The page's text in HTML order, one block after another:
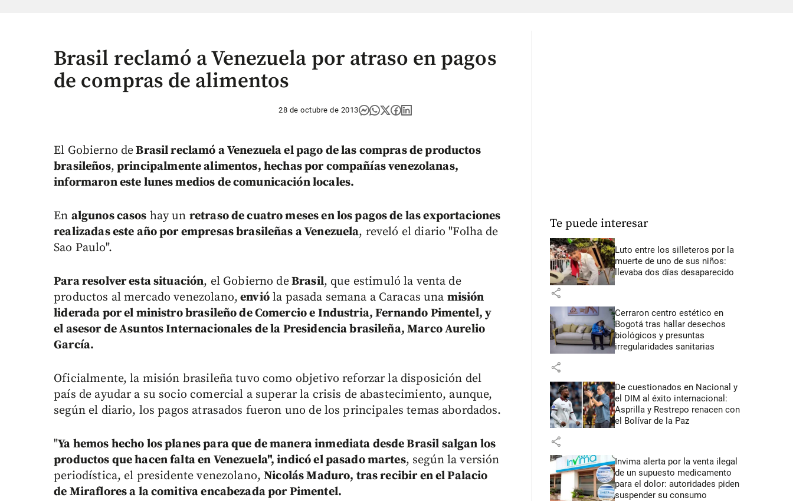
Brasil reclamó a Venezuela por atraso en pagos
de compras de alimentos
28 de octubre de 2013
El Gobierno deBrasil reclamó a Venezuela el pago de las compras de productos
brasileños, principalmente alimentos, hechas por compañías venezolanas,
informaron este lunes medios de comunicación locales.
En algunos casos hay un retraso de cuatro meses en los pagos de las exportaciones
realizadas este año por empresas brasileñas a Venezuela, reveló el diario "Folha de
Sao Paulo".
Para resolver esta situación, el Gobierno deBrasil, que estimuló la venta de
productos al mercado venezolano, envióla pasada semana a Caracas una misión
liderada por el ministro brasileño de Comercio e Industria, Fernando Pimentel, y
el asesor de Asuntos Internacionales de la Presidencia brasileña, Marco Aurelio
García.
Oficialmente, la misión brasileña tuvo como objetivo reforzar la disposición del
país de ayudar a su socio comercial a superar la crisis de abastecimiento, aunque,
según el diario, los pagos atrasados fueron uno de los principales temas abordados.
"Ya hemos hecho los planes para que de manera inmediata desde Brasil salgan los
productos que hacen falta en Venezuela", indicó el pasado martes, según la versión
periodística, el presidente venezolano,Nicolás Maduro, tras recibir en el Palacio
de Miraflores a la comitiva encabezada por Pimentel.
Te puede interesar
Luto entre los silleteros por la
muerte de uno de sus niños:
llevaba dos días desaparecido
share
Cerraron centro estético en
Bogotá tras hallar desechos
biológicos y presuntas
irregularidades sanitarias
share
De cuestionados en Nacional y
el DIM al éxito internacional:
Asprilla y Restrepo renacen con
el Bolívar de la Paz
share
Invima alerta por la venta ilegal
de un supuesto medicamento
para el dolor: autoridades piden
suspender su consumo